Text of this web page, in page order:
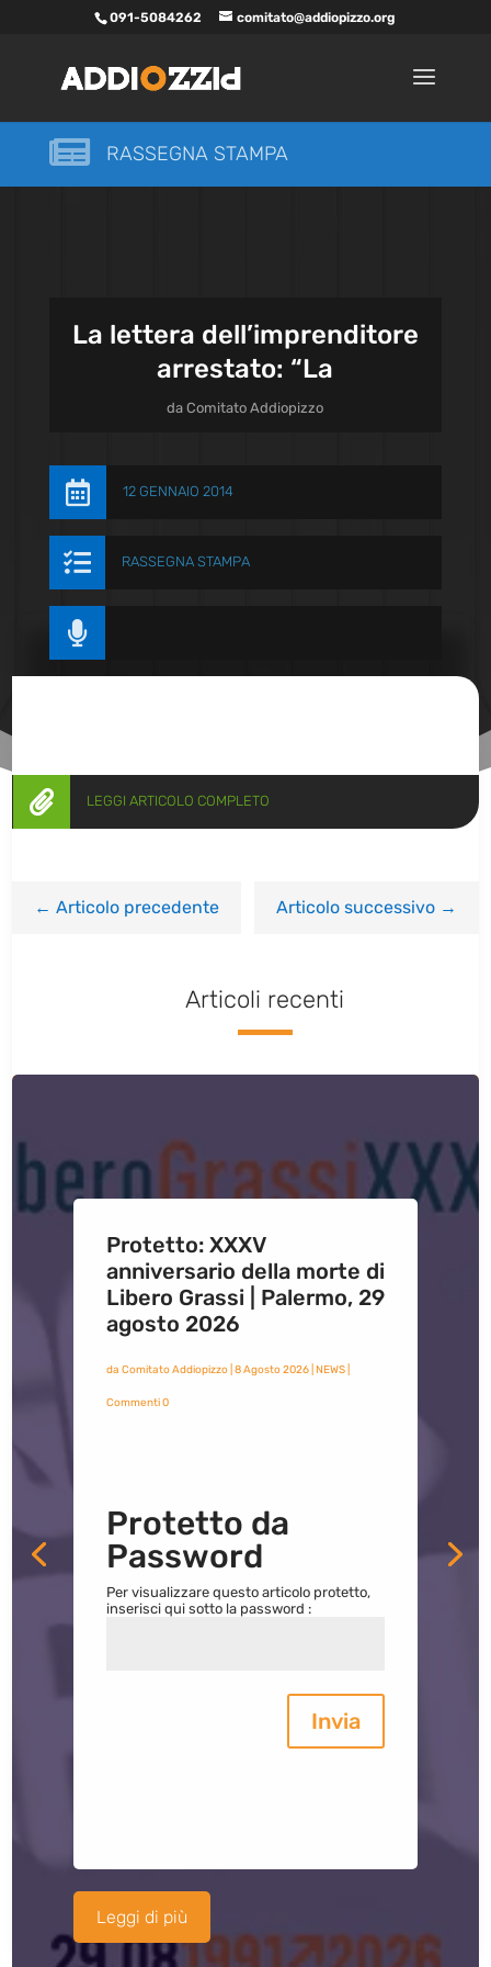
091-5084262 comitato@addiopizzo.org
 RASSEGNA STAMPA
La lettera dell’imprenditore
arrestato: “La
daComitato Addiopizzo
 12 GENNAIO 2014
 RASSEGNA STAMPA

 LEGGI ARTICOLO COMPLETO
←Articolo precedente Articolo successivo→
Articoli recenti
Protetto: XXXV
anniversario della morte di
Libero Grassi | Palermo, 29
agosto 2026
da Comitato Addiopizzo| 8 Agosto 2026| NEWS|
Commenti 0
Protetto da
Password
Per visualizzare questo articolo protetto,
inserisci qui sotto la password :
Invia
Leggi di più